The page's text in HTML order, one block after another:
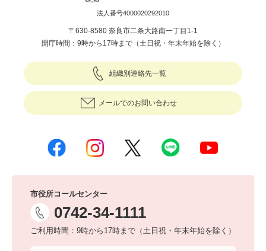
法人番号4000020292010
〒630-8580 奈良市二条大路南一丁目1-1
開庁時間：9時から17時まで（土日祝・年末年始を除く）
組織別連絡先一覧
メールでのお問い合わせ
市役所コールセンター
0742-34-1111
ご利用時間：9時から17時まで（土日祝・年末年始を除く）